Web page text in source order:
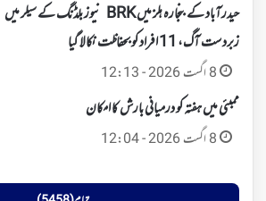
حیدرآباد کے بنجارہ ہلز میں BRK نیوز بلڈنگ کے سیلر میں
زبردست آگ، 11 افراد کو بحفاظت نکالا گیا
8 اگست 2026 - 12:13
ممبئی میں ہفتہ کو درمیانی بارش کا امکان
8 اگست 2026 - 12:04